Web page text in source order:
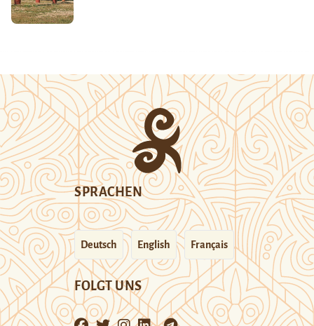
SPRACHEN
Deutsch English Français
FOLGT UNS